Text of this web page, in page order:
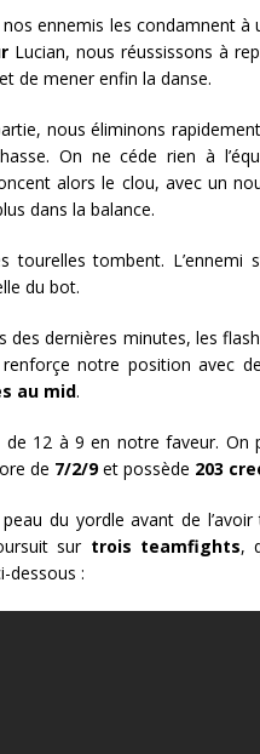
ennemis les condamnent
Lucian, nous réussissons à
de mener enfin la danse.
nous éliminons rapidement
On ne céde rien à
alors le clou, avec un
dans la balance.
tombent. L’ennemi
du bot.
des dernières minutes, les
notre position avec
au mid.
de 12 à 9 en notre faveur.
de 7/2/9et possède 203
du yordle avant de
sur trois teamfights,
dessous :